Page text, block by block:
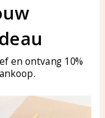
WhatsApp Ma-Vr
17:00
0850003187
0850003187
en ontvang 10%